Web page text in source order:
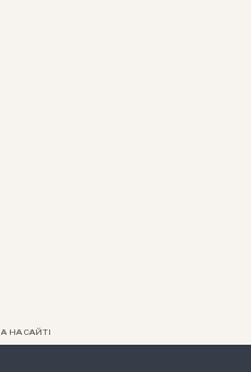
НА САЙТІ